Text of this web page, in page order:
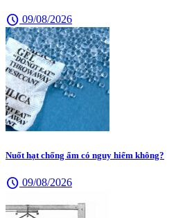
schedule 09/08/2026
Nuốt hạt chống ẩm có nguy hiểm không?
schedule 09/08/2026